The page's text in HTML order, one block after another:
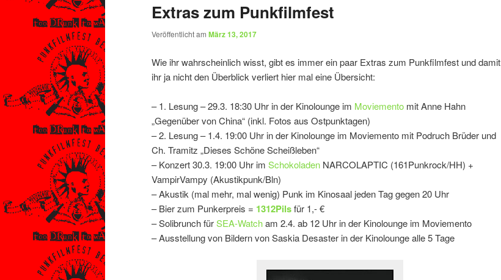
Extras zum Punkfilmfest
Veröffentlicht am März 13, 2017
Wie ihr wahrscheinlich wisst, gibt es immer ein paar Extras zum Punkfilmfest und damit
ihr ja nicht den Überblick verliert hier mal eine Übersicht:
– 1. Lesung – 29.3. 18:30 Uhr in der Kinolounge im Moviemento mit Anne Hahn
„Gegenüber von China“ (inkl. Fotos aus Ostpunktagen)
– 2. Lesung – 1.4. 19:00 Uhr in der Kinolounge im Moviemento mit Podruch Brüder und
Ch. Tramitz „Dieses Schöne Scheißleben“
– Konzert 30.3. 19:00 Uhr im Schokoladen NARCOLAPTIC (161Punkrock/HH) +
VampirVampy (Akustikpunk/Bln)
– Akustik (mal mehr, mal wenig) Punk im Kinosaal jeden Tag gegen 20 Uhr
– Bier zum Punkerpreis = 1312Pilsfür 1,- €
– Solibrunch fürSEA-Watcham 2.4. ab 12 Uhr in der Kinolounge im Moviemento
– Ausstellung von Bildern von Saskia Desaster in der Kinolounge alle 5 Tage